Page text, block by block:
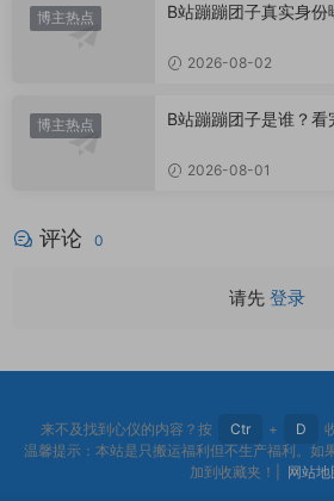
博主热点
B站蹦蹦团子真实身
2026-08-02
博主热点
B站蹦蹦团子是谁？
2026-08-01
评论 0
请先 登录
来不及找到心仪的内容？按 Ctr + D
温馨提示：本站是只搬运福利但不生产福利。如
加到收藏夹！| 网站地